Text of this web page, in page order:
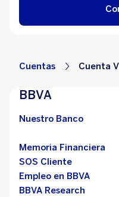
Cuentas Cuenta
BBVA
Nuestro Banco
Memoria Financiera
SOS Cliente
Empleo en BBVA
BBVA Research